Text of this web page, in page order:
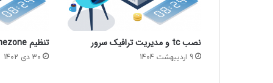
نصب tc و مدیریت ترافیک سرور
9 اردیبهشت 1404
تنظیم timezone در Almalinux
30 دی 1402